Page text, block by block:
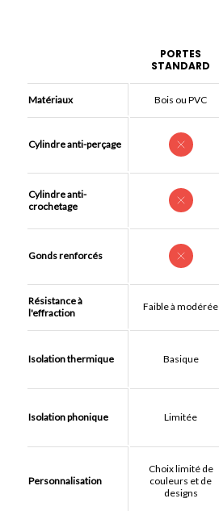
PORTES
STANDARD
Matériaux Bois ou PVC
Cylindre anti-perçage
Cylindre anti-
crochetage
Gonds renforcés
Résistance à
l'effraction
Faible à modérée
Isolation thermique Basique
Isolation phonique Limitée
Personnalisation
Choix limité de
couleurs et de
designs